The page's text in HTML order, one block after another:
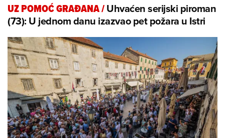
UZ POMOĆ GRAĐANA/Uhvaćen serijski piroman
(73): U jednom danu izazvao pet požara u Istri